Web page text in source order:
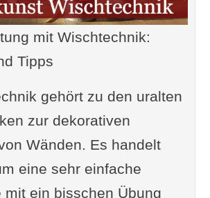
mit Wischtechnik:
Tipps
gehört zu den uralten
zur dekorativen
Wänden. Es handelt
eine sehr einfache
mit ein bisschen Übung